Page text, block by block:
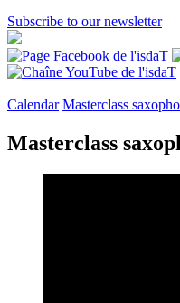
Subscribe to our newsletter
Calendar Masterclass
Masterclass